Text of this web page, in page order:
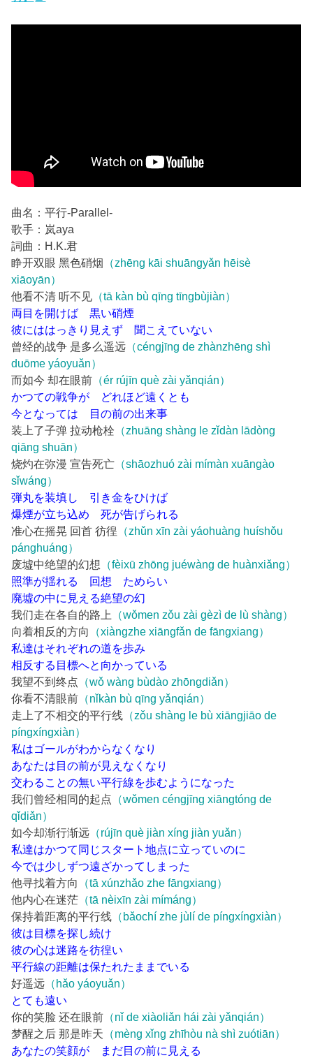
曲名：平行-Parallel-
歌手：岚aya
詞曲：H.K.君
睁开双眼 黑色硝烟 （zhēng kāi shuāngyǎn hēisè
xiāoyān）
他看不清 听不见 （tā kàn bù qīng tīngbùjiàn）
両目を開けば 黒い硝煙
彼にははっきり見えず 聞こえていない
曾经的战争 是多么遥远 （céngjīng de zhànzhēng shì
duōme yáoyuǎn）
而如今 却在眼前 （ér rújīn què zài yǎnqián）
かつての戦争が どれほど遠くとも
今となっては 目の前の出来事
装上了子弹 拉动枪栓 （zhuāng shàng le zǐdàn lādòng
qiāng shuān）
烧灼在弥漫 宣告死亡 （shāozhuó zài mímàn xuāngào
sǐwáng）
弾丸を装填し 引き金をひけば
爆煙が立ち込め 死が告げられる
准心在摇晃 回首 彷徨 （zhǔn xīn zài yáohuàng huíshǒu
pánghuáng）
废墟中绝望的幻想 （fèixū zhōng juéwàng de huànxiǎng）
照準が揺れる 回想 ためらい
廃墟の中に見える絶望の幻
我们走在各自的路上
（wǒmen zǒu zài gèzì de lù shàng）
向着相反的方向
（xiàngzhe xiāngfǎn de fāngxiang）
私達はそれぞれの道を歩み
相反する目標へと向かっている
我望不到终点 （wǒ wàng bùdào zhōngdiǎn）
你看不清眼前 （nǐkàn bù qīng yǎnqián）
走上了不相交的平行线 （zǒu shàng le bù xiāngjiāo de
píngxíngxiàn）
私はゴールがわからなくなり
あなたは目の前が見えなくなり
交わることの無い平行線を歩むようになった
我们曾经相同的起点 （wǒmen céngjīng xiāngtóng de
qǐdiǎn）
如今却渐行渐远 （rújīn què jiàn xíng jiàn yuǎn）
私達はかつて同じスタート地点に立っていのに
今では少しずつ遠ざかってしまった
他寻找着方向
（tā xúnzhǎo zhe fāngxiang）
他内心在迷茫 （tā nèixīn zài mímáng）
保持着距离的平行线 （bǎochí zhe jùlí de píngxíngxiàn）
彼は目標を探し続け
彼の心は迷路を彷徨い
平行線の距離は保たれたままでいる
好遥远 （hǎo yáoyuǎn）
とても遠い
你的笑脸 还在眼前 （nǐ de xiàoliǎn hái zài yǎnqián）
梦醒之后 那是昨天 （mèng xǐng zhīhòu nà shì zuótiān）
あなたの笑顔が まだ目の前に見える